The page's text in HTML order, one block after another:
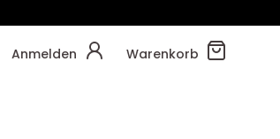
Anmelden Warenkorb